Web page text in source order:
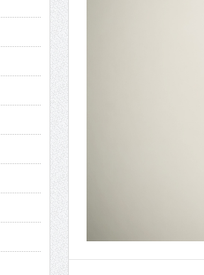
CINEMA×STYLE 286号
CINEMA×STYLE 285号
CINEMA×STYLE 294号